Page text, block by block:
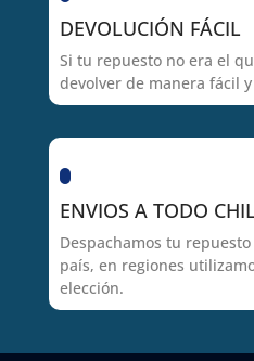
DEVOLUCIÓN FÁCIL
Si tu repuesto no era el
devolver de manera fácil
ENVIOS A TODO
Despachamos tu
país, en regiones
elección.